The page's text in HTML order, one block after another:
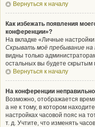
Вернуться к началу
Как избежать появления
конференции»?
На вкладке «Личные
Скрывать моё пребывание на
видны только
остальных вы будете скрытым
Вернуться к началу
На конференции
Возможно, отображается
а не к тому, в котором
настройках часовой пояс на
т. д. Учтите, что изменять